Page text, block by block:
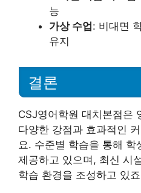
능
가상 수업 : 비대면
유지
결론
CSJ영어학원 대치본점은
다양한 강점과 효과적인
요. 수준별 학습을 통해 학
제공하고 있으며, 최신 시
학습 환경을 조성하고 있